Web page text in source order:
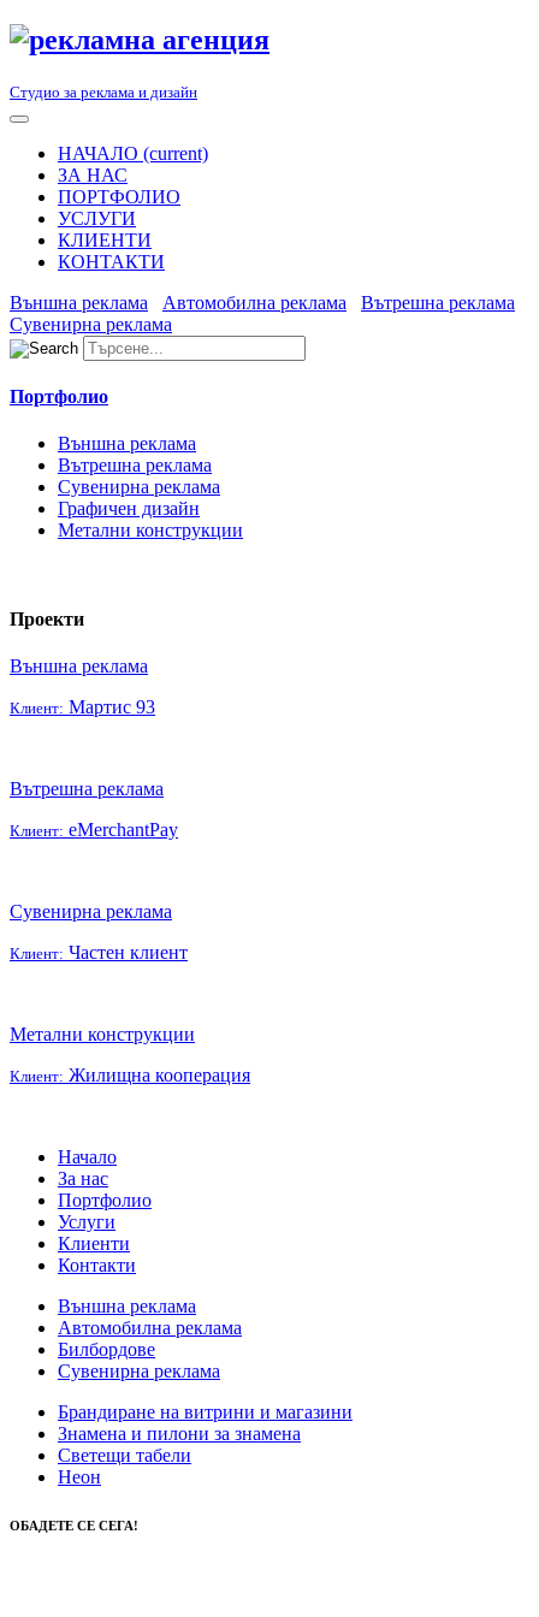
Студио за реклама и дизайн
НАЧАЛО (current)
ЗА НАС
ПОРТФОЛИО
УСЛУГИ
КЛИЕНТИ
КОНТАКТИ
Външна реклама
Автомобилна реклама
Вътрешна реклама
Сувенирна реклама
Портфолио
Външна реклама
Вътрешна реклама
Сувенирна реклама
Графичен дизайн
Метални конструкции
Проекти
Външна реклама
Клиент: Мартис 93
Вътрешна реклама
Клиент: eMerchantPay
Сувенирна реклама
Клиент: Частен клиент
Метални конструкции
Клиент: Жилищна кооперация
Начало
За нас
Портфолио
Услуги
Клиенти
Контакти
Външна реклама
Автомобилна реклама
Билбордове
Сувенирна реклама
Брандиране на витрини и магазини
Знамена и пилони за знамена
Светещи табели
Неон
ОБАДЕТЕ СЕ СЕГА!